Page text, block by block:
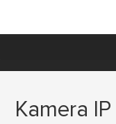
Kamera